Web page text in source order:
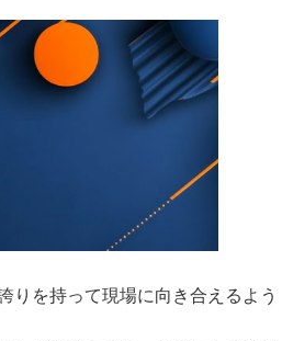
りを持って現場に向き合えるよう